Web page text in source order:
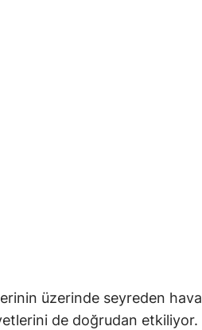
üzerinde seyreden hava
de doğrudan etkiliyor.